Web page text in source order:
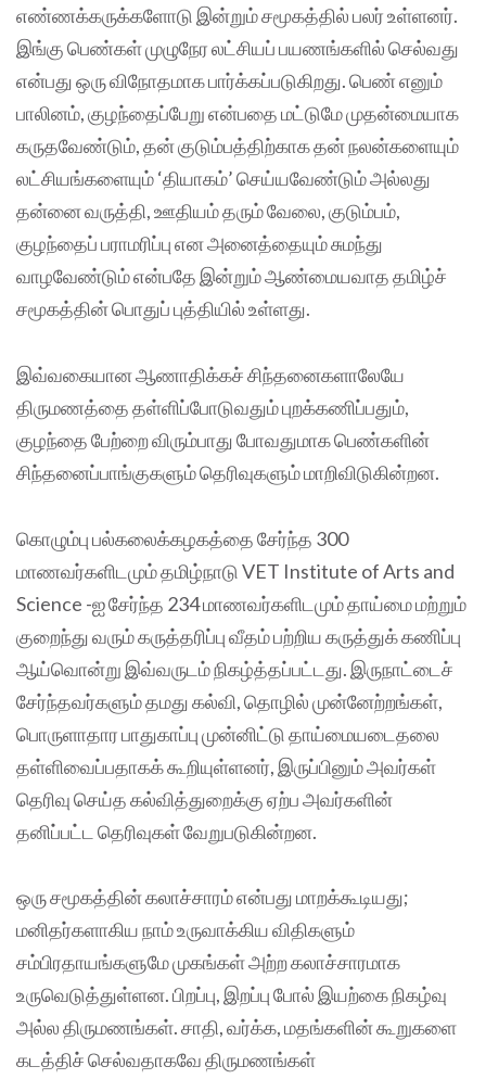
எண்ணக்கருக்களோடு இன்றும் சமூகத்தில் பலர் உள்ளனர்.
இங்கு பெண்கள் முழுநேர லட்சியப் பயணங்களில் செல்வது
என்பது ஒரு விநோதமாக பார்க்கப்படுகிறது. பெண் எனும்
பாலினம், குழந்தைப்பேறு என்பதை மட்டுமே முதன்மையாக
கருதவேண்டும், தன் குடும்பத்திற்காக தன் நலன்களையும்
லட்சியங்களையும் ‘தியாகம்’ செய்யவேண்டும் அல்லது
தன்னை வருத்தி, ஊதியம் தரும் வேலை, குடும்பம்,
குழந்தைப் பராமரிப்பு என அனைத்தையும் சுமந்து
வாழவேண்டும் என்பதே இன்றும் ஆண்மையவாத தமிழ்ச்
சமூகத்தின் பொதுப் புத்தியில் உள்ளது.
இவ்வகையான ஆணாதிக்கச் சிந்தனைகளாலேயே
திருமணத்தை தள்ளிப்போடுவதும் புறக்கணிப்பதும்,
குழந்தை பேற்றை விரும்பாது போவதுமாக பெண்களின்
சிந்தனைப்பாங்குகளும் தெரிவுகளும் மாறிவிடுகின்றன.
கொழும்பு பல்கலைக்கழகத்தை சேர்ந்த 300
மாணவர்களிடமும் தமிழ்நாடு VET Institute of Arts and
Science -ஐ சேர்ந்த 234 மாணவர்களிடமும் தாய்மை மற்றும்
குறைந்து வரும் கருத்தரிப்பு வீதம் பற்றிய கருத்துக் கணிப்பு
ஆய்வொன்று இவ்வருடம் நிகழ்த்தப்பட்டது. இருநாட்டைச்
சேர்ந்தவர்களும் தமது கல்வி, தொழில் முன்னேற்றங்கள்,
பொருளாதார பாதுகாப்பு முன்னிட்டு தாய்மையடைதலை
தள்ளிவைப்பதாகக் கூறியுள்ளனர், இருப்பினும் அவர்கள்
தெரிவு செய்த கல்வித்துறைக்கு ஏற்ப அவர்களின்
தனிப்பட்ட தெரிவுகள் வேறுபடுகின்றன.
ஒரு சமூகத்தின் கலாச்சாரம் என்பது மாறக்கூடியது;
மனிதர்களாகிய நாம் உருவாக்கிய விதிகளும்
சம்பிரதாயங்களுமே முகங்கள் அற்ற கலாச்சாரமாக
உருவெடுத்துள்ளன. பிறப்பு, இறப்பு போல் இயற்கை நிகழ்வு
அல்ல திருமணங்கள். சாதி, வர்க்க, மதங்களின் கூறுகளை
கடத்திச் செல்வதாகவே திருமணங்கள்